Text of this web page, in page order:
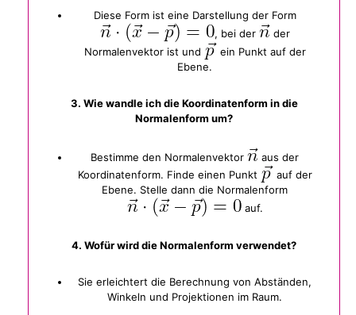
Diese Form ist eine Darstellung der Form
, bei der
der
Normalenvektor ist und
ein Punkt auf der
Ebene.
3. Wie wandle ich die Koordinatenform in die
Normalenform um?
Bestimme den Normalenvektor
aus der
Koordinatenform. Finde einen Punkt
auf der
Ebene. Stelle dann die Normalenform
auf.
4. Wofür wird die Normalenform verwendet?
Sie erleichtert die Berechnung von Abständen,
Winkeln und Projektionen im Raum.